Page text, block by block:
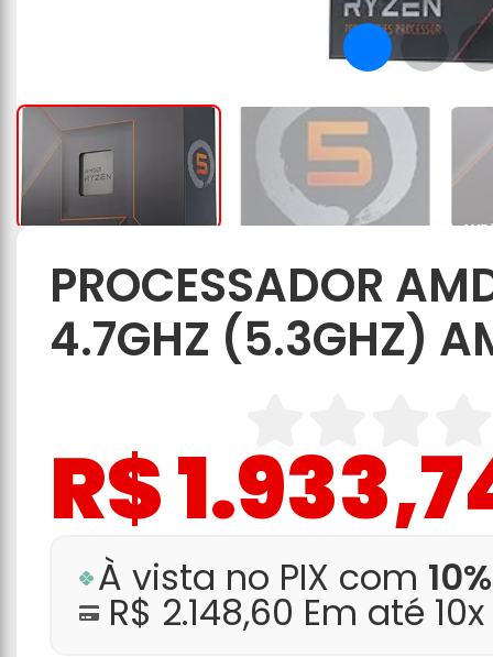
PROCESSADOR
4.7GHZ (5.3GHZ)
R$
À vista no PIX com
R$ 2.148,60 Em até